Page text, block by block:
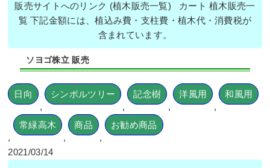
販売サイトへのリンク (植木販売一覧) カート 植木販売一
覧 下記金額には、植込み費・支柱費・植木代・消費税が
含まれています。
ソヨゴ株立 販売
日向
,
シンボルツリー
,
記念樹
,
洋風用
,
和風用
,
常緑高木
,
商品
,
お勧め商品
2021/03/14